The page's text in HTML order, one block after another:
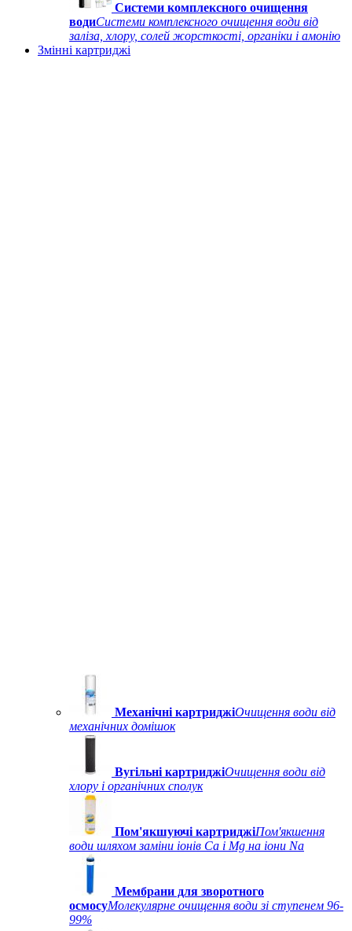
Системи комплексного очищення
водиСистеми комплексного очищення води від
заліза, хлору, солей жорсткості, органіки і амонію
Змінні картриджі
Механічні картриджіОчищення води від
механічних домішок
Вугільні картриджіОчищення води від
хлору і органічних сполук
Пом'якшуючі картриджіПом'якшення
води шляхом заміни іонів Ca і Mg на іони Na
Мембрани для зворотного
осмосуМолекулярне очищення води зі ступенем 96-
99%